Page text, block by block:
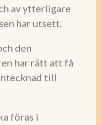
av ytterligare
har utsett.
den
har rätt att få
till
föras i